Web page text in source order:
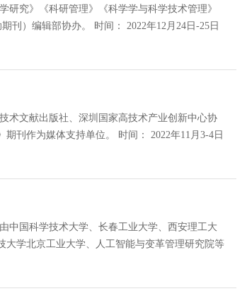
究》《科研管理》《科学学与科学技术管理》
： 2022年12月24日-25日
术文献出版社、深圳国家高技术产业创新中心协
位。 时间： 2022年11月3-4日
中国科学技术大学、长春工业大学、西安理工大
学北京工业大学、人工智能与变革管理研究院等